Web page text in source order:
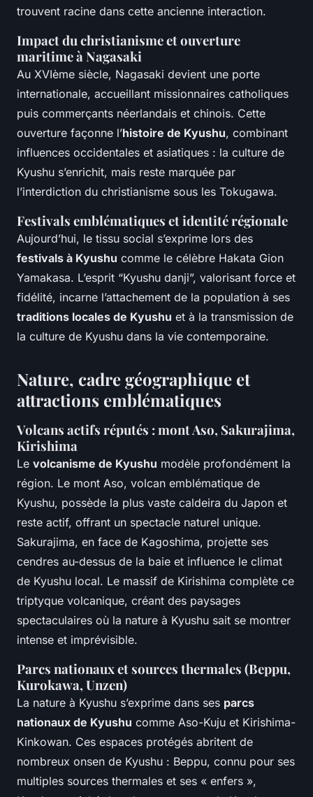
trouvent racine dans cette ancienne interaction.
Impact du christianisme et ouverture
maritime à Nagasaki
Au XVIème siècle, Nagasaki devient une porte
internationale, accueillant missionnaires catholiques
puis commerçants néerlandais et chinois. Cette
ouverture façonne l’histoire de Kyushu, combinant
influences occidentales et asiatiques : la culture de
Kyushu s’enrichit, mais reste marquée par
l’interdiction du christianisme sous les Tokugawa.
Festivals emblématiques et identité régionale
Aujourd’hui, le tissu social s’exprime lors des
festivals à Kyushu comme le célèbre Hakata Gion
Yamakasa. L’esprit “Kyushu danji”, valorisant force et
fidélité, incarne l’attachement de la population à ses
traditions locales de Kyushu et à la transmission de
la culture de Kyushu dans la vie contemporaine.
Nature, cadre géographique et
attractions emblématiques
Volcans actifs réputés : mont Aso, Sakurajima,
Kirishima
Le volcanisme de Kyushu modèle profondément la
région. Le mont Aso, volcan emblématique de
Kyushu, possède la plus vaste caldeira du Japon et
reste actif, offrant un spectacle naturel unique.
Sakurajima, en face de Kagoshima, projette ses
cendres au-dessus de la baie et influence le climat
de Kyushu local. Le massif de Kirishima complète ce
triptyque volcanique, créant des paysages
spectaculaires où la nature à Kyushu sait se montrer
intense et imprévisible.
Parcs nationaux et sources thermales (Beppu,
Kurokawa, Unzen)
La nature à Kyushu s’exprime dans ses parcs
nationaux de Kyushu comme Aso-Kuju et Kirishima-
Kinkowan. Ces espaces protégés abritent de
nombreux onsen de Kyushu : Beppu, connu pour ses
multiples sources thermales et ses « enfers »,